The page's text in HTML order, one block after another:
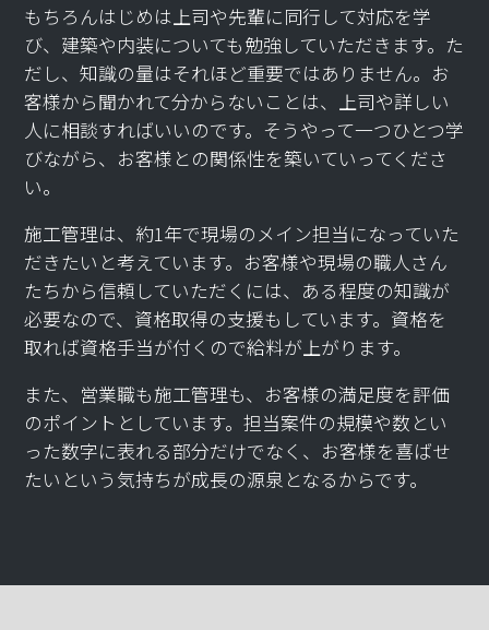
もちろんはじめは上司や先輩に同行して対応を学
び、建築や内装についても勉強していただきます。た
だし、知識の量はそれほど重要ではありません。お
客様から聞かれて分からないことは、上司や詳しい
人に相談すればいいのです。そうやって一つひとつ学
びながら、お客様との関係性を築いていってくださ
い。
施工管理は、約1年で現場のメイン担当になっていた
だきたいと考えています。お客様や現場の職人さん
たちから信頼していただくには、ある程度の知識が
必要なので、資格取得の支援もしています。資格を
取れば資格手当が付くので給料が上がります。
また、営業職も施工管理も、お客様の満足度を評価
のポイントとしています。担当案件の規模や数とい
った数字に表れる部分だけでなく、お客様を喜ばせ
たいという気持ちが成長の源泉となるからです。